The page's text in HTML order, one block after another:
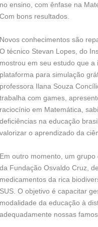
no ensino, com ênfase na
Com bons resultados.
Novos conhecimentos são
O técnico Stevan Lopes, do
mostrou em seu estudo que
plataforma para simulação
professora Ilana Souza
trabalha com games,
raciocínio em Matemática,
deficiências na educação
valorizar o aprendizado da
Em outro momento, um grupo
da Fundação Osvaldo Cruz,
medicamentos da rica
SUS. O objetivo é capacitar
modalidade da educação à
adequadamente nossas